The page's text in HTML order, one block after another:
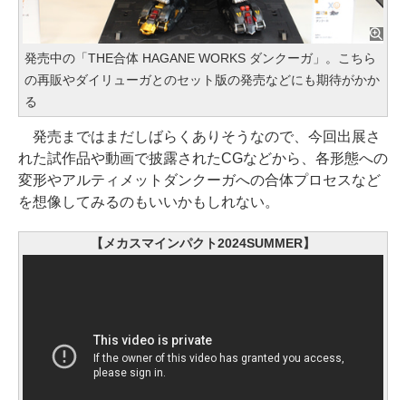
発売中の「THE合体 HAGANE WORKS ダンクーガ」。こちら
の再販やダイリューガとのセット版の発売などにも期待がかか
る
発売まではまだしばらくありそうなので、今回出展さ
れた試作品や動画で披露されたCGなどから、各形態への
変形やアルティメットダンクーガへの合体プロセスなど
を想像してみるのもいいかもしれない。
【メカスマインパクト2024SUMMER】